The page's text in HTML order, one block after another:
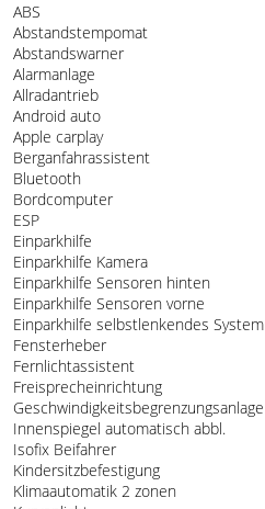
ABS
Abstandstempomat
Abstandswarner
Alarmanlage
Allradantrieb
Android auto
Apple carplay
Berganfahrassistent
Bluetooth
Bordcomputer
ESP
Einparkhilfe
Einparkhilfe Kamera
Einparkhilfe Sensoren hinten
Einparkhilfe Sensoren vorne
Einparkhilfe selbstlenkendes System
Fensterheber
Fernlichtassistent
Freisprecheinrichtung
Geschwindigkeitsbegrenzungsanlage
Innenspiegel automatisch abbl.
Isofix Beifahrer
Kindersitzbefestigung
Klimaautomatik 2 zonen